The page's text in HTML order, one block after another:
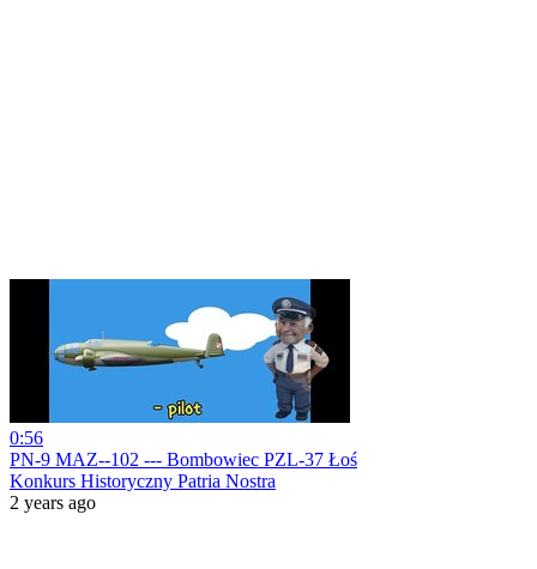
0:56
PN-9 MAZ--102 --- Bombowiec PZL-37 Łoś
Konkurs Historyczny Patria Nostra
2 years ago